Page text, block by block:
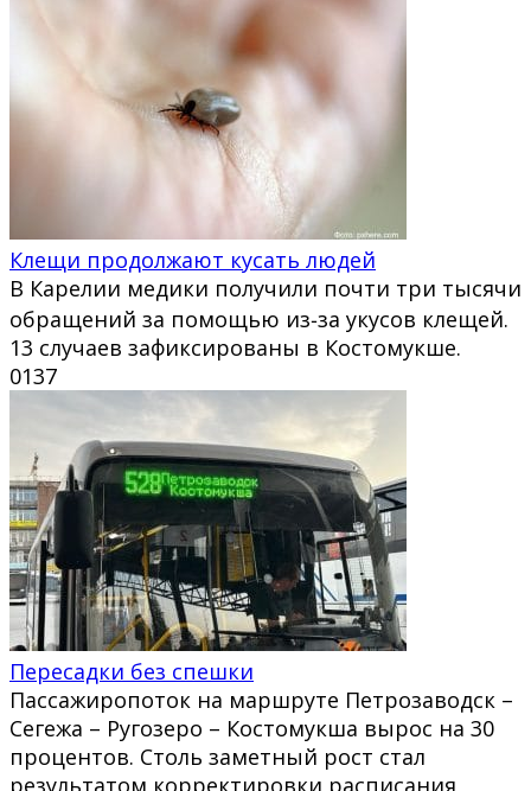
Клещи продолжают кусать людей
В Карелии медики получили почти три тысячи
обращений за помощью из‑за укусов клещей.
13 случаев зафиксированы в Костомукше.
0137
Пересадки без спешки
Пассажиропоток на маршруте Петрозаводск –
Сегежа – Ругозеро – Костомукша вырос на 30
процентов. Столь заметный рост стал
результатом корректировки расписания